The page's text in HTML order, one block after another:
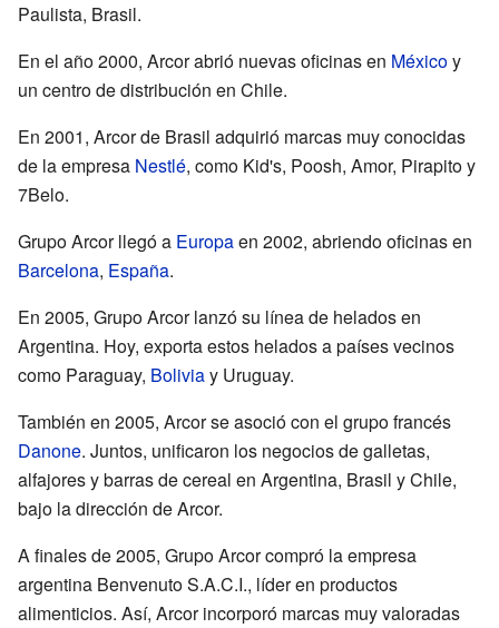
Paulista, Brasil.
En el año 2000, Arcor abrió nuevas oficinas en Méxicoy
un centro de distribución en Chile.
En 2001, Arcor de Brasil adquirió marcas muy conocidas
de la empresa Nestlé, como Kid's, Poosh, Amor, Pirapito y
7Belo.
Grupo Arcor llegó a Europaen 2002, abriendo oficinas en
Barcelona, España.
En 2005, Grupo Arcor lanzó su línea de helados en
Argentina. Hoy, exporta estos helados a países vecinos
como Paraguay, Boliviay Uruguay.
También en 2005, Arcor se asoció con el grupo francés
Danone. Juntos, unificaron los negocios de galletas,
alfajores y barras de cereal en Argentina, Brasil y Chile,
bajo la dirección de Arcor.
A finales de 2005, Grupo Arcor compró la empresa
argentina Benvenuto S.A.C.I., líder en productos
alimenticios. Así, Arcor incorporó marcas muy valoradas